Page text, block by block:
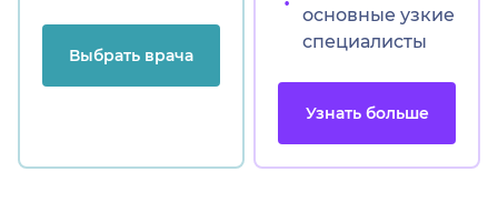
Выбрать врача
основные узкие
специалисты
Узнать больше